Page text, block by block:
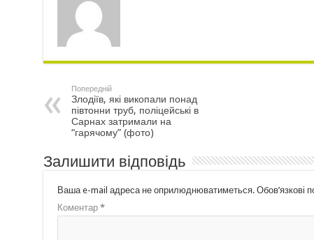
Попередній
Злодіїв, які викопали понад
півтонни труб, поліцейські в
Сарнах затримали на
“гарячому” (фото)
Залишити відповідь
Ваша e-mail адреса не оприлюднюватиметься. Обов’язкові
Коментар *